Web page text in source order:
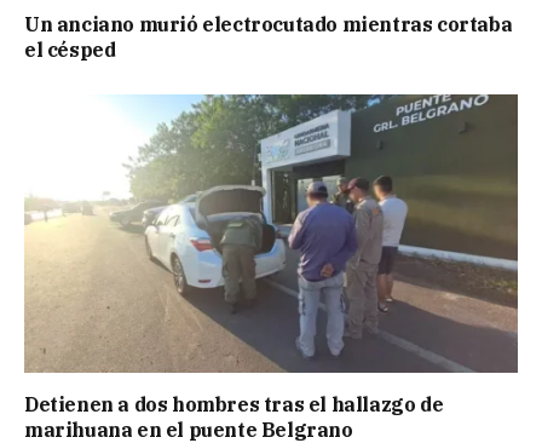
Un anciano murió electrocutado mientras cortaba
el césped
Detienen a dos hombres tras el hallazgo de
marihuana en el puente Belgrano